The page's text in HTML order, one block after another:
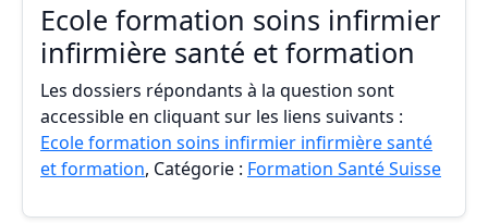
Ecole formation soins infirmier
infirmière santé et formation
Les dossiers répondants à la question sont
accessible en cliquant sur les liens suivants :
Ecole formation soins infirmier infirmière santé
et formation, Catégorie : Formation Santé Suisse